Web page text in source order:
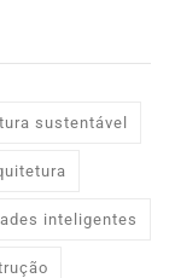
sustentável
inteligentes